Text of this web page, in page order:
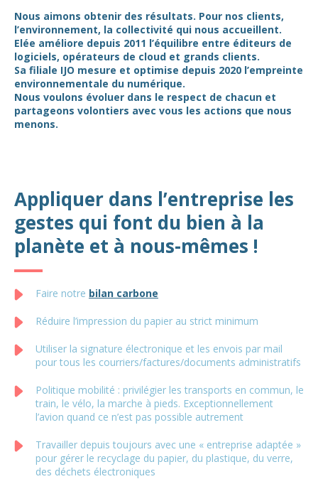
Nous aimons obtenir des résultats. Pour nos clients,
l’environnement, la collectivité qui nous accueillent.
Elée améliore depuis 2011 l’équilibre entre éditeurs de
logiciels, opérateurs de cloud et grands clients.
Sa filiale IJO mesure et optimise depuis 2020 l’empreinte
environnementale du numérique.
Nous voulons évoluer dans le respect de chacun et
partageons volontiers avec vous les actions que nous
menons.
Appliquer dans l’entreprise les
gestes qui font du bien à la
planète et à nous-mêmes !
Faire notre bilan carbone
Réduire l’impression du papier au strict minimum
Utiliser la signature électronique et les envois par mail
pour tous les courriers/factures/documents administratifs
Politique mobilité : privilégier les transports en commun, le
train, le vélo, la marche à pieds. Exceptionnellement
l’avion quand ce n’est pas possible autrement
Travailler depuis toujours avec une « entreprise adaptée »
pour gérer le recyclage du papier, du plastique, du verre,
des déchets électroniques